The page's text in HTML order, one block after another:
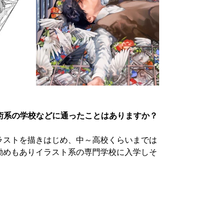
の学校などに通ったことはありますか？
トを描きはじめ、中～高校くらいまでは
もありイラスト系の専門学校に入学しそ